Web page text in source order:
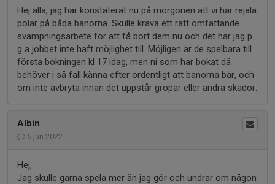
Hej alla, jag har konstaterat nu på morgonen att vi har rejäla
pölar på båda banorna. Skulle kräva ett rätt omfattande
svampningsarbete för att få bort dem nu och det har jag p
g a jobbet inte haft möjlighet till. Möjligen är de spelbara till
första bokningen kl 17 idag, men ni som har bokat då
behöver i så fall känna efter ordentligt att banorna bär, och
om inte avbryta innan det uppstår gropar eller andra skador.
Albin
5 jun 2022
Hej,
Jag skulle gärna spela mer än jag gör och undrar om någon